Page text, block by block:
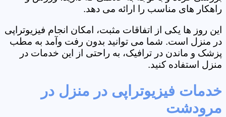
راهکار های مناسب را ارائه می دهد.
این روز ها یکی از اتفاقات مثبت، امکان انجام فیزیوتراپی
در منزل است. شما می توانید بدون رفت وآمد به مطب
پزشک و ماندن در ترافیک، به راحتی از این خدمات در
منزل استفاده کنید.
خدمات فیزیوتراپی در منزل در
مرودشت